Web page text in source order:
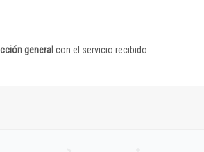
general con el servicio recibido